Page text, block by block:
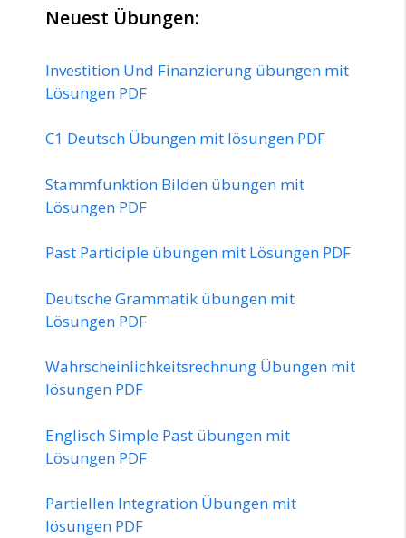
Neuest Übungen:
Investition Und Finanzierung übungen mit
Lösungen PDF
C1 Deutsch Übungen mit lösungen PDF
Stammfunktion Bilden übungen mit
Lösungen PDF
Past Participle übungen mit Lösungen PDF
Deutsche Grammatik übungen mit
Lösungen PDF
Wahrscheinlichkeitsrechnung Übungen mit
lösungen PDF
Englisch Simple Past übungen mit
Lösungen PDF
Partiellen Integration Übungen mit
lösungen PDF